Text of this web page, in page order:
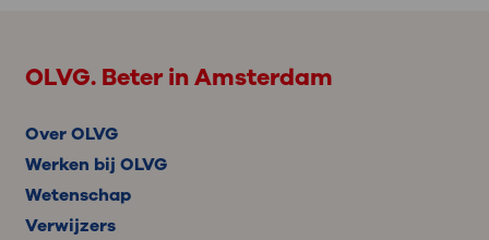
OLVG. Beter in Amsterdam
Over OLVG
Werken bij OLVG
Wetenschap
Verwijzers